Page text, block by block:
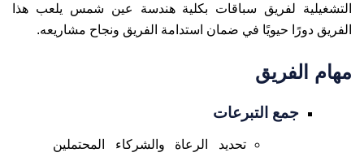
التشغيلية لفريق سباقات بكلية هندسة عين شمس يلعب هذا
الفريق دورًا حيويًا في ضمان استدامة الفريق ونجاح مشاريعه.
مهام الفريق
جمع التبرعات
تحديد الرعاة والشركاء المحتملين